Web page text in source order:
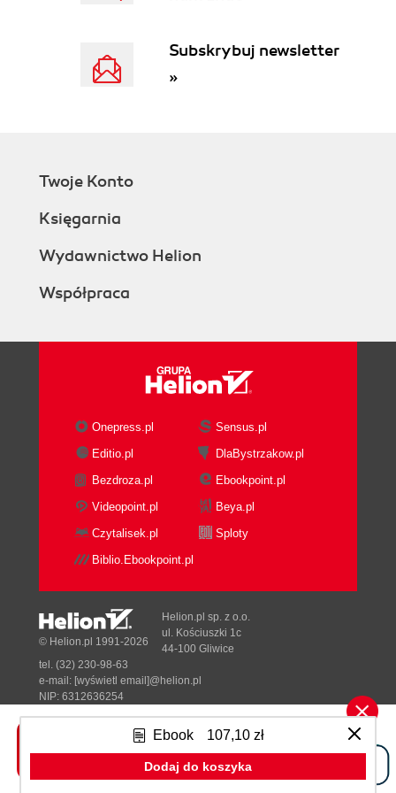
Ebook 107,10 zł
Dodaj do koszyka
Subskrybuj newsletter
»
Twoje Konto
Księgarnia
Wydawnictwo Helion
Współpraca
Onepress.pl
Sensus.pl
Editio.pl
DlaBystrzakow.pl
Bezdroza.pl
Ebookpoint.pl
Videopoint.pl
Beya.pl
Czytalisek.pl
Sploty
Biblio.Ebookpoint.pl
Tonik.pl
© Helion.pl 1991-2026
Helion.pl sp. z o.o.
ul. Kościuszki 1c
44-100 Gliwice
tel. (32) 230-98-63
e-mail: [wyświetl email]@helion.pl
NIP: 6312636254